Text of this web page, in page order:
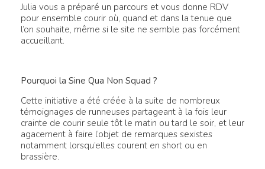
Julia vous a préparé un parcours et vous donne RDV
pour ensemble courir où, quand et dans la tenue que
l’on souhaite, même si le site ne semble pas forcément
accueillant.
Pourquoi la Sine Qua Non Squad ?
Cette initiative a été créée à la suite de nombreux
témoignages de runneuses partageant à la fois leur
crainte de courir seule tôt le matin ou tard le soir, et leur
agacement à faire l’objet de remarques sexistes
notamment lorsqu’elles courent en short ou en
brassière.